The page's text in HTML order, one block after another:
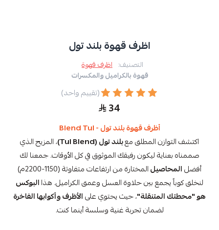
اظرف قهوة بلند تول
التصنيف: اظرف قهوة
قهوة بالكراميل والمكسرات
(تقييم واحد)
34
أظرف قهوة بلند تول - Blend Tul
اكتشف التوازن المطلق معبلند تول (Tul Blend)
، المزيج الذي
صممناه بعناية ليكون رفيقك الموثوق في كل الأوقات. جمعنا لك
أفضلالمحاصيل
المختارة من ارتفاعات متفاوتة (1150-2200م)
لنخلق كوباً يجمع بين حلاوة العسل وعمق الكراميل. هذاالبوكس
هو "محطتك المتنقلة"، حيث يحتوي علىالأظرف وأكوابها الفاخرة
لضمان تجربة غنية وسلسة أينما كنت.